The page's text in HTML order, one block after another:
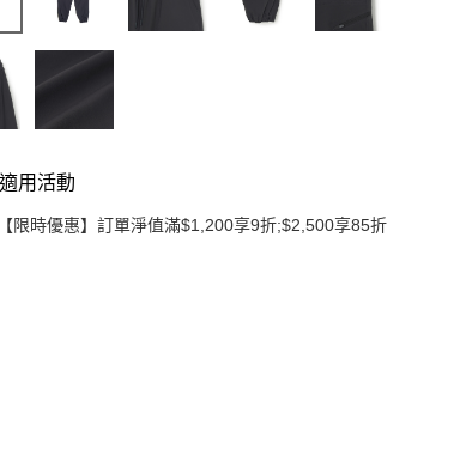
用活動
限時優惠】訂單淨值滿$1,200享9折;$2,500享85折